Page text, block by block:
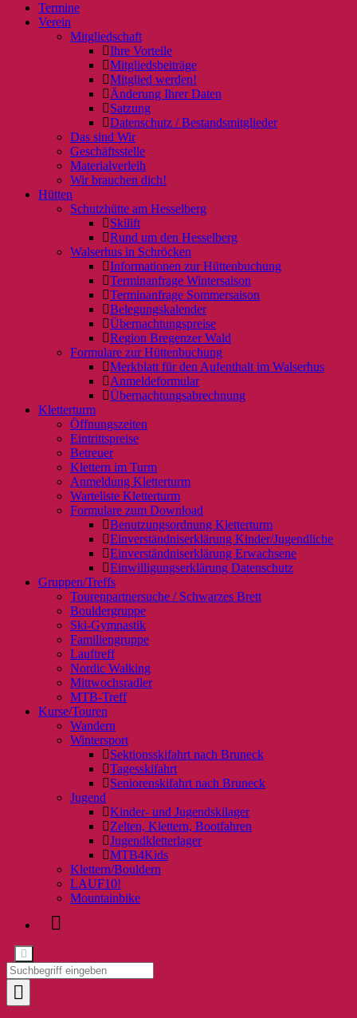
Termine
Verein
Mitgliedschaft
Ihre Vorteile
Mitgliedsbeiträge
Mitglied werden!
Änderung Ihrer Daten
Satzung
Datenschutz / Bestandsmitglieder
Das sind Wir
Geschäftsstelle
Materialverleih
Wir brauchen dich!
Hütten
Schutzhütte am Hesselberg
Skilift
Rund um den Hesselberg
Walserhus in Schröcken
Informationen zur Hüttenbuchung
Terminanfrage Wintersaison
Terminanfrage Sommersaison
Belegungskalender
Übernachtungspreise
Region Bregenzer Wald
Formulare zur Hüttenbuchung
Merkblatt für den Aufenthalt im Walserhus
Anmeldeformular
Übernachtungsabrechnung
Kletterturm
Öffnungszeiten
Eintrittspreise
Betreuer
Klettern im Turm
Anmeldung Kletterturm
Warteliste Kletterturm
Formulare zum Download
Benutzungsordnung Kletterturm
Einverständniserklärung Kinder/Jugendliche
Einverständniserklärung Erwachsene
Einwilligungserklärung Datenschutz
Gruppen/Treffs
Tourenpartnersuche / Schwarzes Brett
Bouldergruppe
Ski-Gymnastik
Familiengruppe
Lauftreff
Nordic Walking
Mittwochsradler
MTB-Treff
Kurse/Touren
Wandern
Wintersport
Sektionsskifahrt nach Bruneck
Tagesskifahrt
Seniorenskifahrt nach Bruneck
Jugend
Kinder- und Jugendskilager
Zelten, Klettern, Bootfahren
Jugendkletterlager
MTB4Kids
Klettern/Bouldern
LAUF10!
Mountainbike